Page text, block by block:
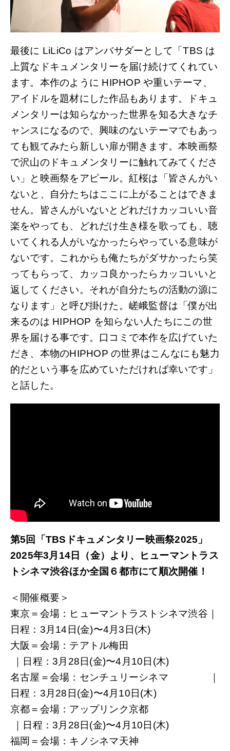
最後に LiLiCo はアンバサダーとして「TBS は
上質なドキュメンタリーを届け続けてくれてい
ます。本作のように HIPHOP や重いテーマ、
アイドルを題材にした作品もあります。ドキュ
メンタリーは知らなかった世界を知る大きなチ
ャンスになるので、興味のないテーマでもあっ
ても観てみたら新しい扉が開きます。本映画祭
で沢山のドキュメンタリーに触れてみてくださ
い」と映画祭をアピール。紅桜は「皆さんがい
ないと、自分たちはここに上がることはできま
せん。皆さんがいないとどれだけカッコいい音
楽をやっても、どれだけ生き様を歌っても、聴
いてくれる人がいなかったらやっている意味が
ないです。これからも俺たちがダサかったら笑
ってもらって、カッコ良かったらカッコいいと
返してください。それが自分たちの活動の源に
なります」と呼び掛けた。嵯峨監督は「僕が出
来るのは HIPHOP を知らない人たちにこの世
界を届ける事です。口コミで本作を広げていた
だき、本物のHIPHOP の世界はこんなにも魅力
的だという事を広めていただければ幸いです」
と話した。
第5回「TBSドキュメンタリー映画祭2025」
2025年3月14日（金）より、ヒューマントラス
トシネマ渋谷ほか全国６都市にて順次開催！
＜開催概要＞
東京＝会場：ヒューマントラストシネマ渋谷｜
日程：3月14日(金)〜4月3日(木)
大阪＝会場：テアトル梅田
｜日程：3月28日(金)〜4月10日(木)
名古屋＝会場：センチュリーシネマ ｜
日程：3月28日(金)〜4月10日(木)
京都＝会場：アップリンク京都
｜日程：3月28日(金)〜4月10日(木)
福岡＝会場：キノシネマ天神